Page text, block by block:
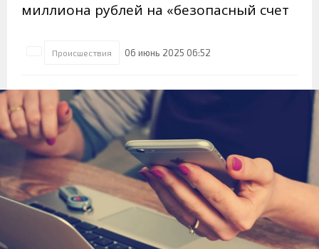
миллиона рублей на «безопасный счет
Происшествия 06 июнь 2025 06:52